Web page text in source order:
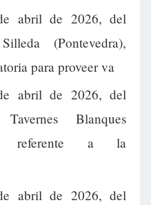
abril de 2026, del
(Pontevedra),
para proveer va
abril de 2026, del
Blanques
referente a la
abril de 2026, del